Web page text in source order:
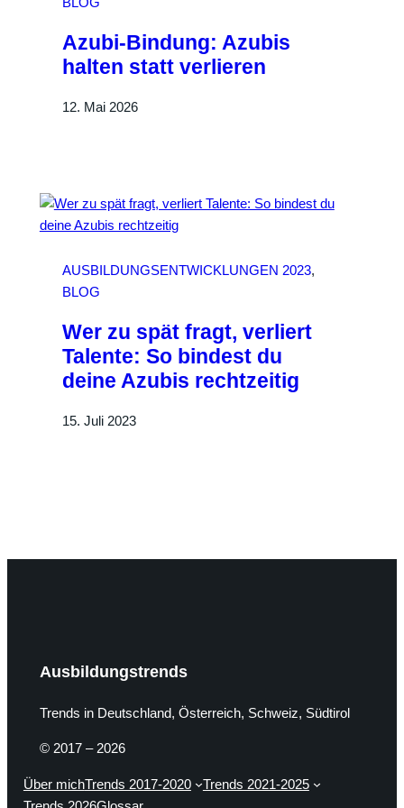
Azubi-Bindung: Azubis
halten statt verlieren
12. Mai 2026
AUSBILDUNGSENTWICKLUNGEN 2023
BLOG
Wer zu spät fragt, verliert
Talente: So bindest du
deine Azubis rechtzeitig
15. Juli 2023
Ausbildungstrends
Trends in Deutschland, Österreich, Schweiz, Südtirol
© 2017 – 2026
Über michTrends 2017-2020
Trends 2021-2025